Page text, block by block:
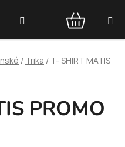
NÁKUPNÍ
KOŠÍK
/ Trika / T- SHIRT MATIS
PROMO